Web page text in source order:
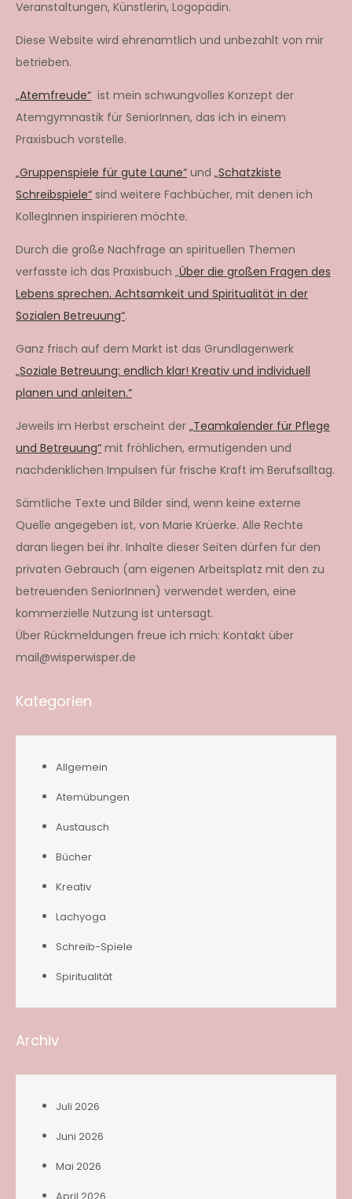
Veranstaltungen, Künstlerin, Logopädin.
Diese Website wird ehrenamtlich und unbezahlt von mir
betrieben.
„Atemfreude“ ist mein schwungvolles Konzept der
Atemgymnastik für SeniorInnen, das ich in einem
Praxisbuch vorstelle.
„Gruppenspiele für gute Laune“ und „Schatzkiste
Schreibspiele“ sind weitere Fachbücher, mit denen ich
KollegInnen inspirieren möchte.
Durch die große Nachfrage an spirituellen Themen
verfasste ich das Praxisbuch „Über die großen Fragen des
Lebens sprechen. Achtsamkeit und Spiritualität in der
Sozialen Betreuung“.
Ganz frisch auf dem Markt ist das Grundlagenwerk
„Soziale Betreuung: endlich klar! Kreativ und individuell
planen und anleiten.“
Jeweils im Herbst erscheint der „Teamkalender für Pflege
und Betreuung“ mit fröhlichen, ermutigenden und
nachdenklichen Impulsen für frische Kraft im Berufsalltag.
Sämtliche Texte und Bilder sind, wenn keine externe
Quelle angegeben ist, von Marie Krüerke. Alle Rechte
daran liegen bei ihr. Inhalte dieser Seiten dürfen für den
privaten Gebrauch (am eigenen Arbeitsplatz mit den zu
betreuenden SeniorInnen) verwendet werden, eine
kommerzielle Nutzung ist untersagt.
Über Rückmeldungen freue ich mich: Kontakt über
mail@wisperwisper.de
Kategorien
Allgemein
Atemübungen
Austausch
Bücher
Kreativ
Lachyoga
Schreib-Spiele
Spiritualität
Archiv
Juli 2026
Juni 2026
Mai 2026